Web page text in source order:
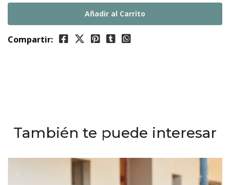
Compartir:
También te puede interesar